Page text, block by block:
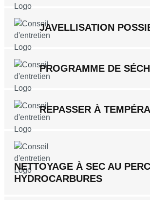
JAVELLISATION
PROGRAMME DE
REPASSER À
NETTOYAGE À SEC AU
HYDROCARBURES